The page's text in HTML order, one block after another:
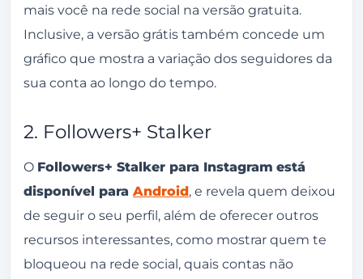
mais você na rede social na versão gratuita.
Inclusive, a versão grátis também concede um
gráfico que mostra a variação dos seguidores da
sua conta ao longo do tempo.
2. Followers+ Stalker
O Followers+ Stalker para Instagram está
disponível para Android, e revela quem deixou
de seguir o seu perfil, além de oferecer outros
recursos interessantes, como mostrar quem te
bloqueou na rede social, quais contas não